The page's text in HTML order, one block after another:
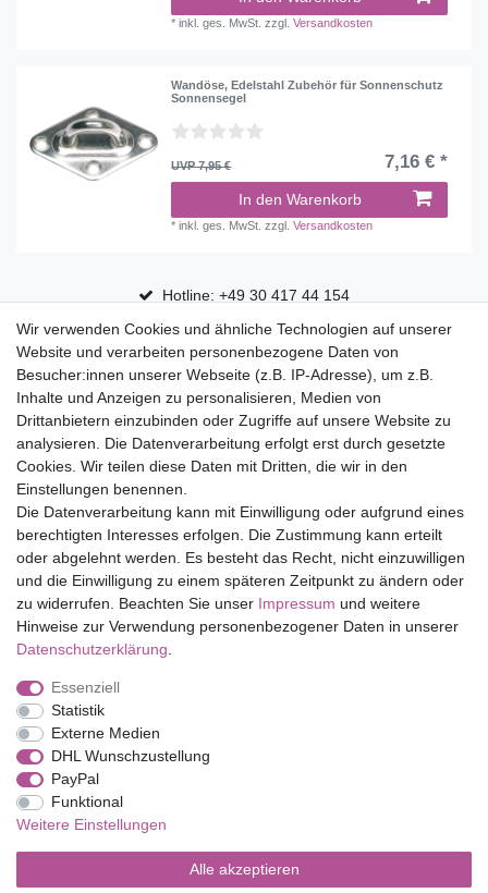
*inkl. ges. MwSt. zzgl.Versandkosten
Wandöse, Edelstahl Zubehör für Sonnenschutz
Sonnensegel
UVP 7,95 € 7,16 € *
In den Warenkorb
*inkl. ges. MwSt. zzgl.Versandkosten
Hotline: +49 30 417 44 154
30 Tage Rückgaberecht
Versandfrei ab 75 € in Deutschland
Top Marken
Eduplay
Folia Bringmann
Shop
Mein Konto
Service
Versandkosten
Impressum
Barrierefreiheitserklärung
Vertrag widerrufen
Wir verwenden Cookies und ähnliche Technologien auf unserer
Website und verarbeiten personenbezogene Daten von
Besucher:innen unserer Webseite (z.B. IP-Adresse), um z.B.
Inhalte und Anzeigen zu personalisieren, Medien von
Drittanbietern einzubinden oder Zugriffe auf unsere Website zu
analysieren. Die Datenverarbeitung erfolgt erst durch gesetzte
Cookies. Wir teilen diese Daten mit Dritten, die wir in den
Einstellungen benennen.
Die Datenverarbeitung kann mit Einwilligung oder aufgrund eines
berechtigten Interesses erfolgen. Die Zustimmung kann erteilt
oder abgelehnt werden. Es besteht das Recht, nicht einzuwilligen
und die Einwilligung zu einem späteren Zeitpunkt zu ändern oder
zu widerrufen. Beachten Sie unser Impressum und weitere
Hinweise zur Verwendung personenbezogener Daten in unserer
Daten­schutz­erklärung
Essenziell
Statistik
Externe Medien
DHL Wunschzustellung
PayPal
Funktional
Weitere Einstellungen
Alle akzeptieren